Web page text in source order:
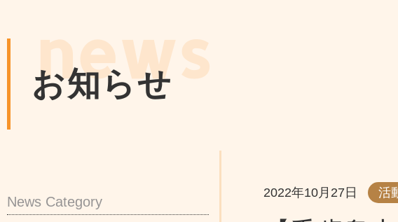
news
お知らせ
News Category
2022年10月27日 活